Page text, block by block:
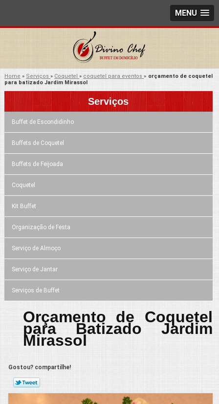
MENU
Home » Serviços» Coquetel» coquetel para eventos» orçamento de coquetel
para batizado Jardim Mirassol
Serviços
Buffet de Escondidinho
Buffets de Coquetel
Buffets de Feijoada
Coquetel
Kit Buffet
Organização de Festa
Serviço de Almoço
Serviço de Jantar
Serviços de Buffet
Orçamento de Coquetel
para Batizado Jardim
Mirassol
Gostou? compartilhe!